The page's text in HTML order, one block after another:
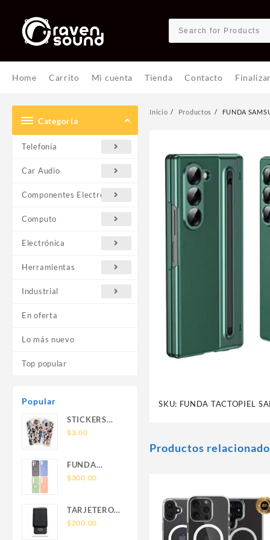
contenido
Home Carrito Mi cuenta Tienda Contacto
Categoría
Telefonía
Car Audio
Componentes Electrónicos
Computo
Electrónica
Herramientas
Industrial
En oferta
Lo más nuevo
Top popular
Popular
STICKERS
UNIVERSALES
$3.00
FUNDA
NOVA SAM
SIN SOPORTE
MAGNETICO
$300.00
TARJETERO
SIN SOPORTE
$200.00
Inicio Productos FUNDA
SKU: FUNDA TACTOPIEL
Productos